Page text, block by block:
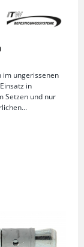
im ungerissenen
in
Setzen und nur